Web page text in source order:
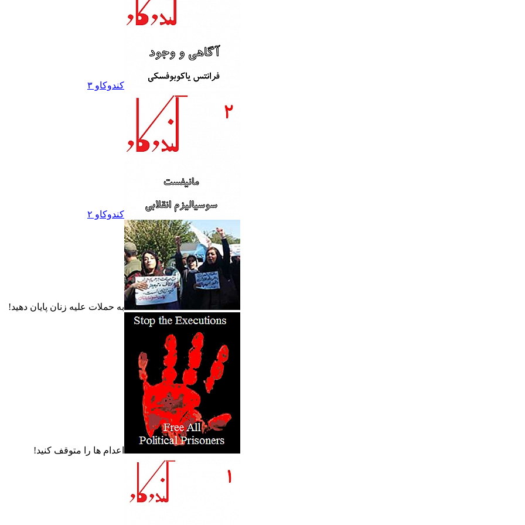
کندوکاو ۳
کندوکاو ۲
به حملات عليه زنان پايان دهيد!
اعدام ها را متوقف کنيد!